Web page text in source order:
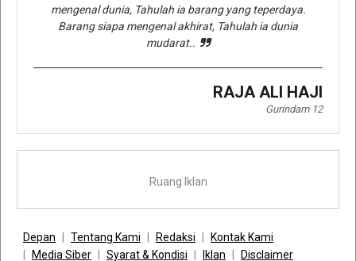
mengenal dunia, Tahulah ia barang yang teperdaya.
Barang siapa mengenal akhirat, Tahulah ia dunia
mudarat..
RAJA ALI HAJI
Gurindam 12
Ruang Iklan
Depan Tentang Kami Redaksi
Kontak Kami
Media Siber
Syarat & Kondisi Iklan Disclaimer